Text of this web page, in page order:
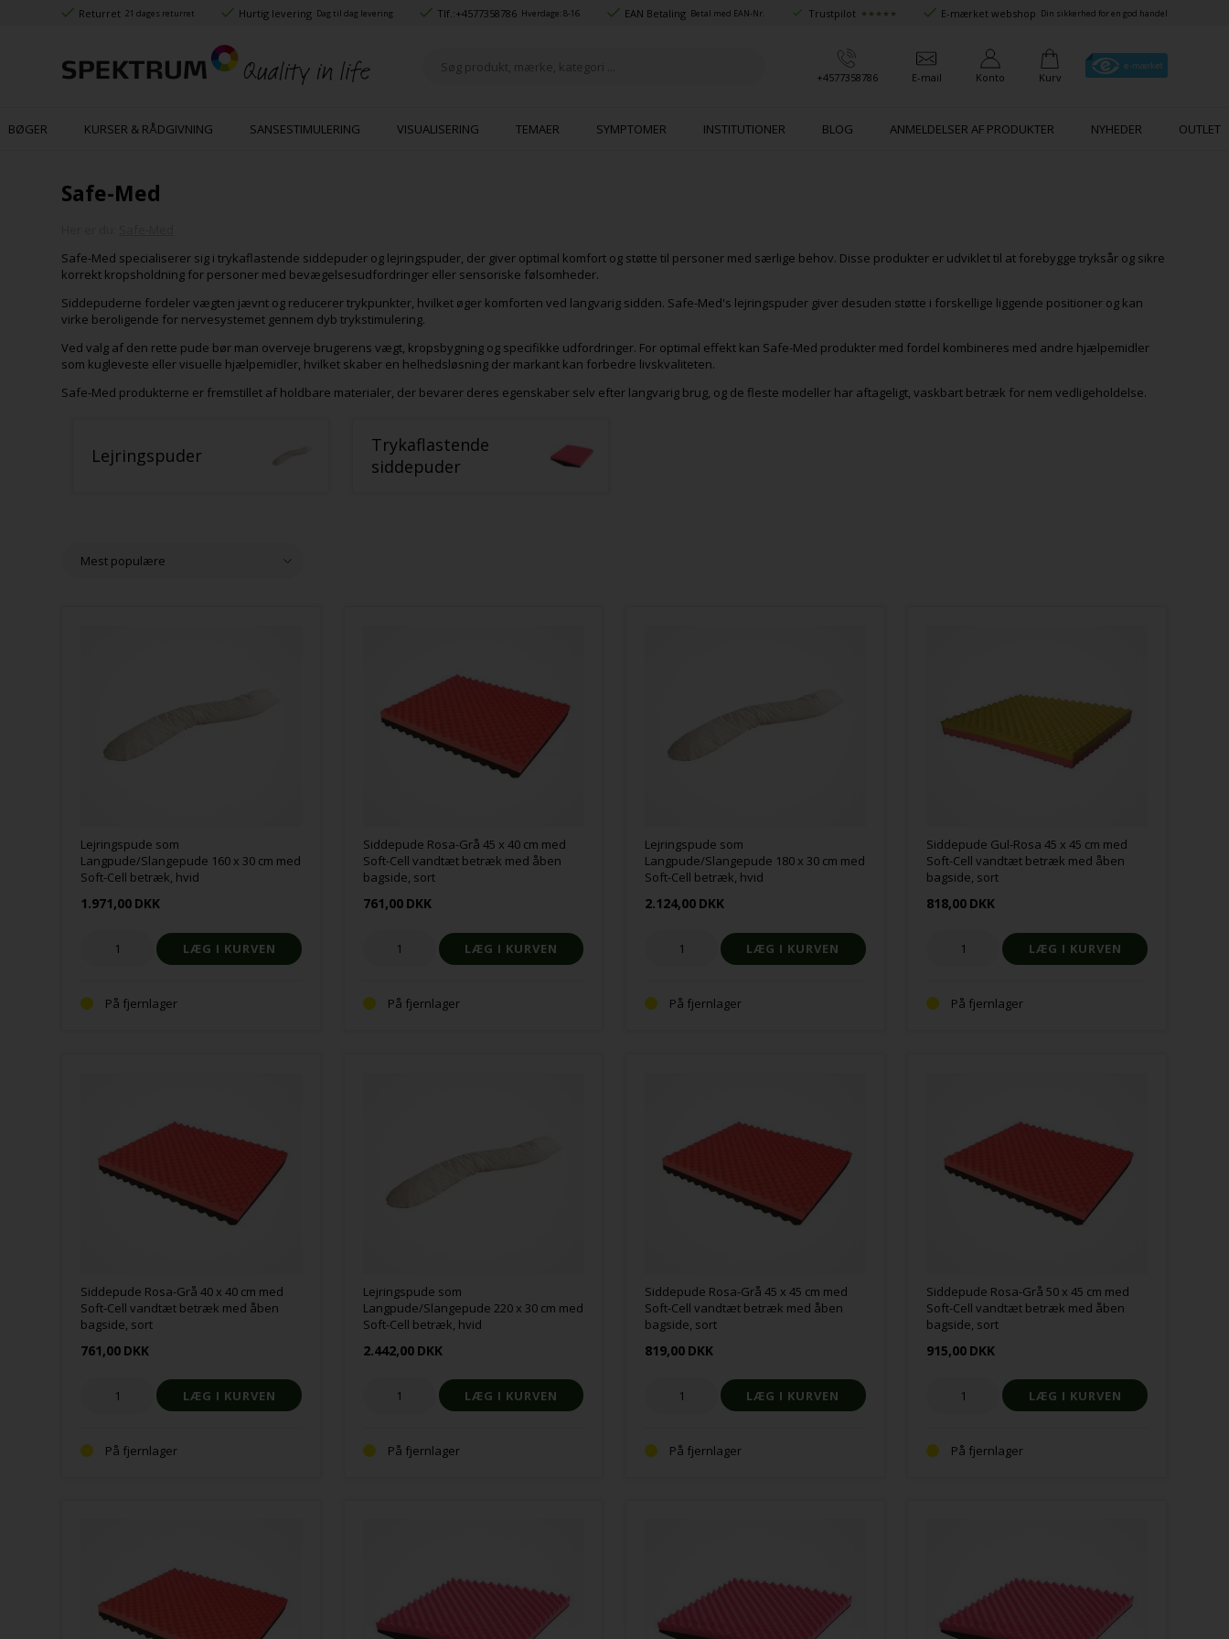
Returret 21 dages returret Hurtig levering Dag til dag levering Tlf.:+4577358786 Hverdage: 8-16 EAN Betaling Betal med EAN-Nr. Trustpilot ★★★★★ E-mærket webshop Din sikkerhed for en god handel
+4577358786 E-mail Konto Kurv
BØGER KURSER & RÅDGIVNING SANSESTIMULERING VISUALISERING TEMAER SYMPTOMER INSTITUTIONER BLOG ANMELDELSER AF PRODUKTER NYHEDER OUTLET
Safe-Med
Safe-Med specialiserer sig i trykaflastende siddepuder og lejringspuder, der giver optimal komfort og støtte til personer med særlige behov. Disse produkter er udviklet til at forebygge tryksår og sikre
korrekt kropsholdning for personer med bevægelsesudfordringer eller sensoriske følsomheder.
Siddepuderne fordeler vægten jævnt og reducerer trykpunkter, hvilket øger komforten ved langvarig sidden. Safe-Med's lejringspuder giver desuden støtte i forskellige liggende positioner og kan
virke beroligende for nervesystemet gennem dyb trykstimulering.
Ved valg af den rette pude bør man overveje brugerens vægt, kropsbygning og specifikke udfordringer. For optimal effekt kan Safe-Med produkter med fordel kombineres med andre hjælpemidler
som kugleveste eller visuelle hjælpemidler, hvilket skaber en helhedsløsning der markant kan forbedre livskvaliteten.
Safe-Med produkterne er fremstillet af holdbare materialer, der bevarer deres egenskaber selv efter langvarig brug, og de fleste modeller har aftageligt, vaskbart betræk for nem vedligeholdelse.
Lejringspuder
Trykaflastende
siddepuder
Lejringspude som
Langpude/Slangepude 160 x 30 cm med
Soft-Cell betræk, hvid
1.971,00 DKK
På fjernlager
Siddepude Rosa-Grå 45 x 40 cm med
Soft-Cell vandtæt betræk med åben
bagside, sort
761,00 DKK
På fjernlager
Lejringspude som
Langpude/Slangepude 180 x 30 cm med
Soft-Cell betræk, hvid
2.124,00 DKK
På fjernlager
Siddepude Gul-Rosa 45 x 45 cm med
Soft-Cell vandtæt betræk med åben
bagside, sort
818,00 DKK
På fjernlager
Siddepude Rosa-Grå 40 x 40 cm med
Soft-Cell vandtæt betræk med åben
bagside, sort
761,00 DKK
På fjernlager
Lejringspude som
Langpude/Slangepude 220 x 30 cm med
Soft-Cell betræk, hvid
2.442,00 DKK
På fjernlager
Siddepude Rosa-Grå 45 x 45 cm med
Soft-Cell vandtæt betræk med åben
bagside, sort
819,00 DKK
På fjernlager
Siddepude Rosa-Grå 50 x 45 cm med
Soft-Cell vandtæt betræk med åben
bagside, sort
915,00 DKK
På fjernlager